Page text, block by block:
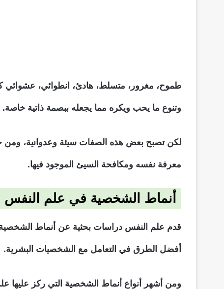
طموح، مغرور، متسلط، هادئ، انطوائي، عشوائي
وتنوع ما يحب ويكره مما يجعله ببصمة ذاتية خاصة.
لكن تصبح بعض هذه الصفات سيئة وعدوانية،
معرفة نفسه ومكافحة السيئ الموجود فيها.
أنماط الشخصية في علم النفس
قدم علم النفس دراسات بحثية عن أنماط الشخصية
أفضل الطرق في التعامل مع الشخصيات البشرية.
ومن أشهر أنواع أنماط الشخصية التي ركز عليها